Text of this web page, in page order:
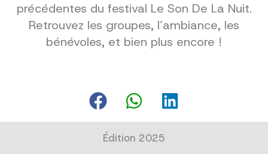
précédentes du festival Le Son De La Nuit.
Retrouvez les groupes, l’ambiance, les
bénévoles, et bien plus encore !
Édition 2025